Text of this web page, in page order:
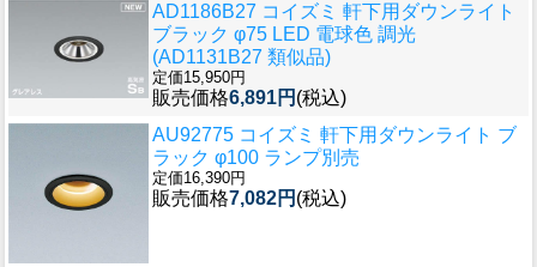
AD1186B27 コイズミ 軒下用ダウンライト
ブラック φ75 LED 電球色 調光
(AD1131B27 類似品)
定価15,950円
販売価格6,891円 (税込)
AU92775 コイズミ 軒下用ダウンライト ブ
ラック φ100 ランプ別売
定価16,390円
販売価格7,082円 (税込)